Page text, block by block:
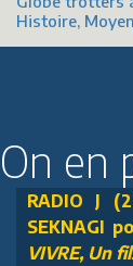
Histoire,
On en
RADIO J
SEKNAGI
VIVRE, Un